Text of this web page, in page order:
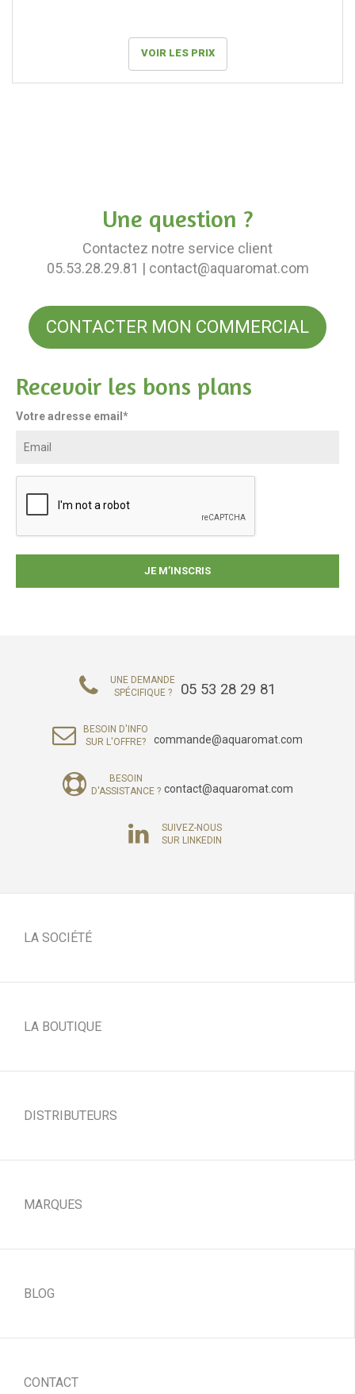
VOIR LES PRIX
Une question ?
Contactez notre service client
05.53.28.29.81 | contact@aquaromat.com
CONTACTER MON COMMERCIAL
Recevoir les bons plans
Votre adresse email*
UNE DEMANDE
SPÉCIFIQUE ?
05 53 28 29 81
BESOIN D'INFO
SUR L'OFFRE?
commande@aquaromat.com
BESOIN
D'ASSISTANCE ? contact@aquaromat.com
SUIVEZ-NOUS
SUR LINKEDIN
LA SOCIÉTÉ
LA BOUTIQUE
DISTRIBUTEURS
MARQUES
BLOG
CONTACT